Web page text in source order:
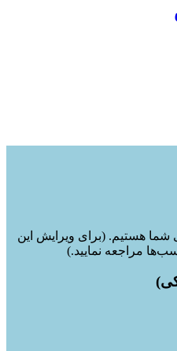
پاسخگوی شما هستیم. (برای ویرایش این
مراجعه نمایید.)